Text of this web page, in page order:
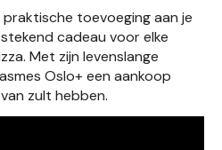
toevoeging aan je
cadeau voor elke
Met zijn levenslange
Oslo+ een aankoop
zult hebben.